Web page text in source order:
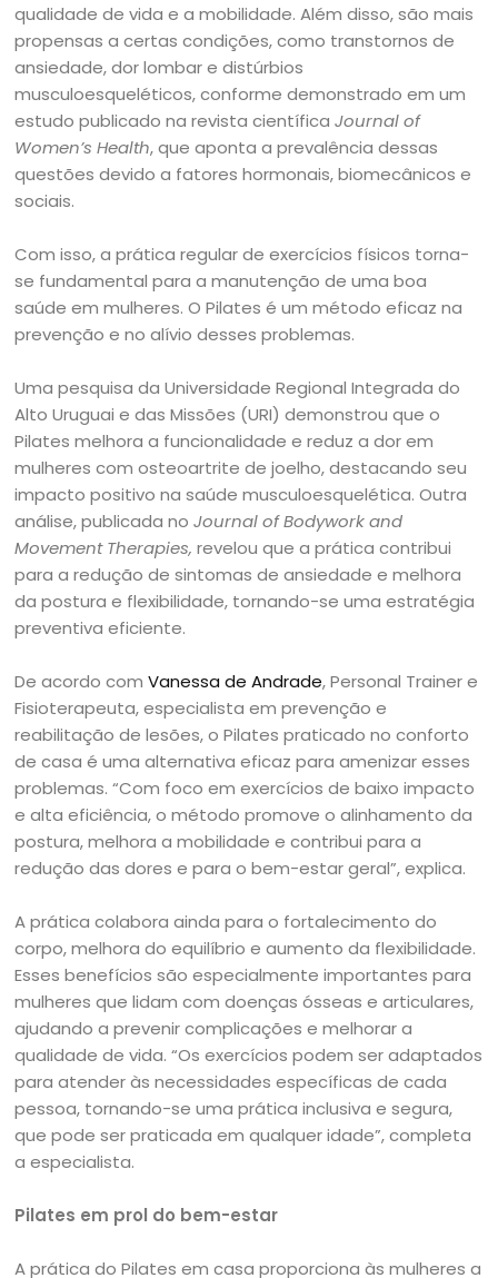
qualidade de vida e a mobilidade. Além disso, são mais
propensas a certas condições, como transtornos de
ansiedade, dor lombar e distúrbios
musculoesqueléticos, conforme demonstrado em um
estudo publicado na revista científicaJournal of
Women’s Health, que aponta a prevalência dessas
questões devido a fatores hormonais, biomecânicos e
sociais.
Com isso, a prática regular de exercícios físicos torna-
se fundamental para a manutenção de uma boa
saúde em mulheres. O Pilates é um método eficaz na
prevenção e no alívio desses problemas.
Uma pesquisa da Universidade Regional Integrada do
Alto Uruguai e das Missões (URI) demonstrou que o
Pilates melhora a funcionalidade e reduz a dor em
mulheres com osteoartrite de joelho, destacando seu
impacto positivo na saúde musculoesquelética. Outra
análise, publicada noJournal of Bodywork and
Movement Therapies, revelou que a prática contribui
para a redução de sintomas de ansiedade e melhora
da postura e flexibilidade, tornando-se uma estratégia
preventiva eficiente.
De acordo comVanessa de Andrade, Personal Trainer e
Fisioterapeuta, especialista em prevenção e
reabilitação de lesões, o Pilates praticado no conforto
de casa é uma alternativa eficaz para amenizar esses
problemas. “Com foco em exercícios de baixo impacto
e alta eficiência, o método promove o alinhamento da
postura, melhora a mobilidade e contribui para a
redução das dores e para o bem-estar geral”, explica.
A prática colabora ainda para o fortalecimento do
corpo, melhora do equilíbrio e aumento da flexibilidade.
Esses benefícios são especialmente importantes para
mulheres que lidam com doenças ósseas e articulares,
ajudando a prevenir complicações e melhorar a
qualidade de vida. “Os exercícios podem ser adaptados
para atender às necessidades específicas de cada
pessoa, tornando-se uma prática inclusiva e segura,
que pode ser praticada em qualquer idade”, completa
a especialista.
Pilates em prol do bem-estar
A prática do Pilates em casa proporciona às mulheres a